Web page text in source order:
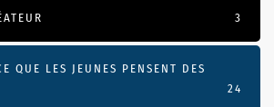
3
QUE LES JEUNES PENSENT DES
24